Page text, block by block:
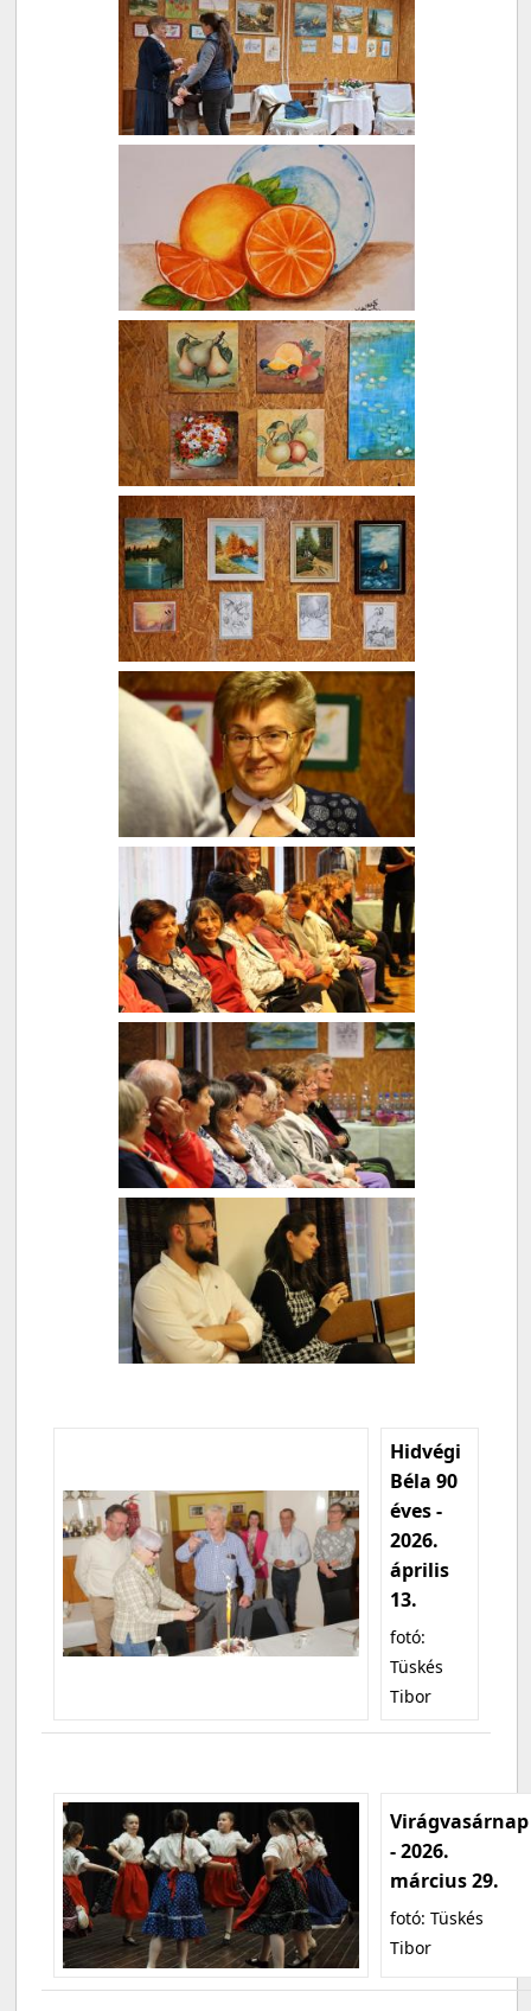
Hidvégi
Béla 90
éves -
2026.
április
13.
fotó:
Tüskés
Tibor
Virágvasárnap
- 2026.
március 29.
fotó: Tüskés
Tibor